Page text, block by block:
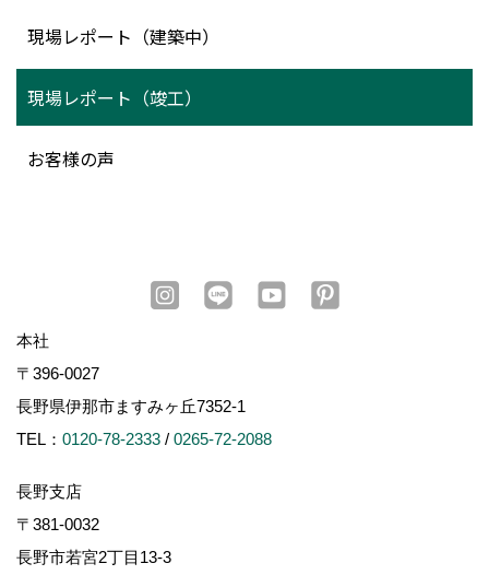
現場レポート（建築中）
現場レポート（竣工）
お客様の声
本社
〒396-0027
長野県伊那市ますみヶ丘7352-1
TEL： 0120-78-2333 / 0265-72-2088
長野支店
〒381-0032
長野市若宮2丁目13-3